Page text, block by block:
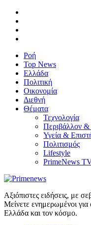
Ροή
Top News
Ελλάδα
Πολιτική
Οικονομία
Διεθνή
Θέματα
Τεχνολογία
Περιβάλλον &
Υγεία &
Πολιτισμός
Lifestyle
PrimeNews
Αξιόπιστες ειδήσεις, με
Μείνετε ενημερωμένοι
Ελλάδα και τον κόσμο.